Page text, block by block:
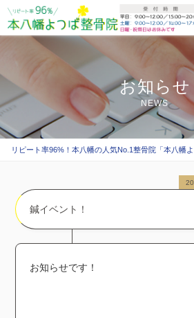
お知らせ
NEWS
リピート率96%！本八幡の人気No.1整骨院「本八幡よ
鍼イベント！
お知らせです！